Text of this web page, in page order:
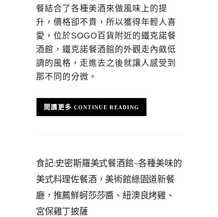
餐結合了各種美酒來做風味上的提
升，價格卻不貴，所以獲得年輕人喜
愛，位於SOGO百貨附近的鐵克諾餐
酒館，鐵克諾餐酒館的外觀走內斂低
調的風格，走進去之後就讓人感受到
那不同的分微。
CONTINUE READING
食記:史密斯羅美式餐酒館~各種美味的
美式料理佐餐酒，美術館綠園道新餐
廳，推薦鮮蚵莎莎醬、紐澳良烤雞、
宮保雞丁披薩